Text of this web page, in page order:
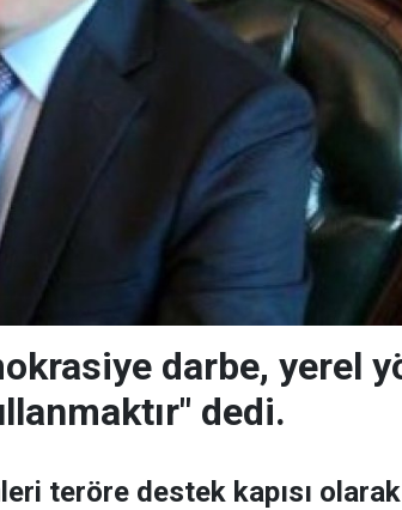
darbe, yerel
dedi.
teröre destek kapısı